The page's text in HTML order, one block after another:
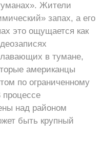
Жители
запах, а его
это ощущается как
в тумане,
американцы
по ограниченному
над районом
быть крупный